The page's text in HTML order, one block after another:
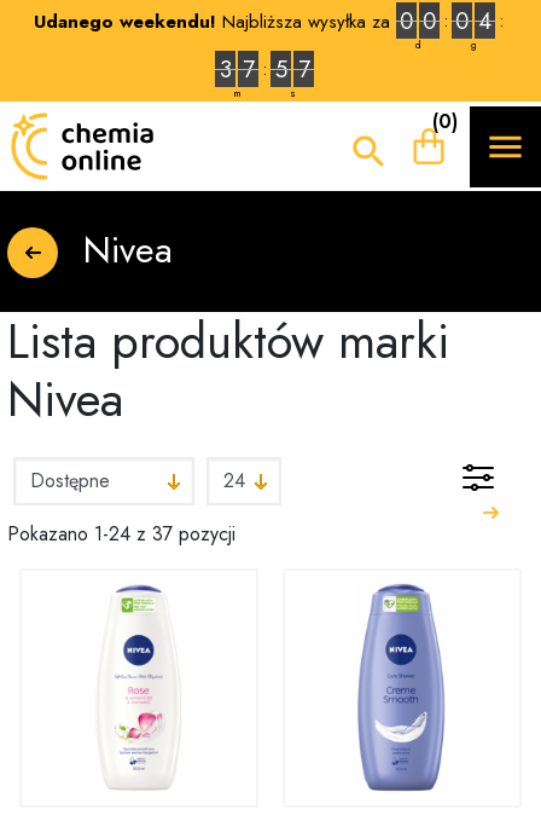
Udanego weekendu! Najbliższa wysyłka za 0 0
d
0 4
g
3 7
m
5 6
s

(0)

Nivea
Lista produktów marki
Nivea
Pokazano 1-24 z 37 pozycji